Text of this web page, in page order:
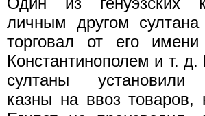
личным другом
торговал от его
Константинополем и т.
султаны установили
казны на ввоз товаров,